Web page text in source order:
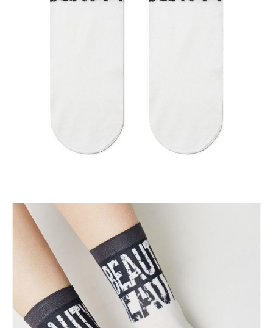
pn.- czw. 8:00 - 16:00, pt. 8:00 - 14:00
Opis produktu
Załóż modne skarpetki FANTASY i z przyjemnością podkreśl swoją
indywidualność.
LYCRA®: skarpety zawierające włókno LYCRA® charakteryzują się
doskonałą rozciągliwością we wszystkich kierunkach, w kółko
odzyskują swój pierwotny kształt, nie zsuwają się ze stóp podczas
noszenia i nie pozostawiają czerwonych śladów po gumce.
1001290120030000051
poliester 72%; poliamid 18%; elastan 10%
Udostępnij produkt
Podmiot odpowiedzialny
EuroTrade Tex Sp z o.o.